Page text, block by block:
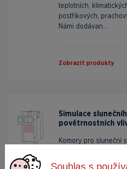
Souhlas s
teplotních,
postřikových,
Námi dodávan...
Zobrazit produkty
Simulace
povětrnostních
Komory pro sluneční
teplo, chlad a